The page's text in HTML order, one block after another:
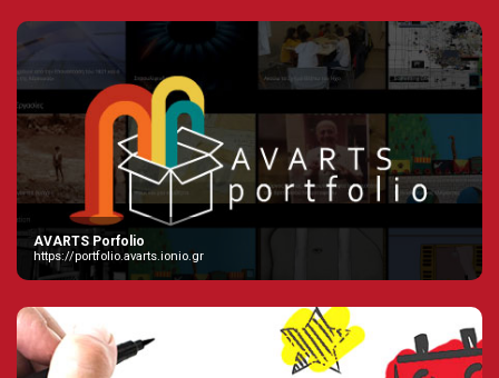
AVARTS Porfolio
https://portfolio.avarts.ionio.gr